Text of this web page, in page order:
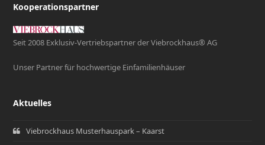
Kooperationspartner
Seit 2008 Exklusiv-Vertriebspartner der Viebrockhaus® AG
Unser Partner für hochwertige Einfamilienhäuser
Aktuelles
Viebrockhaus Musterhauspark – Kaarst